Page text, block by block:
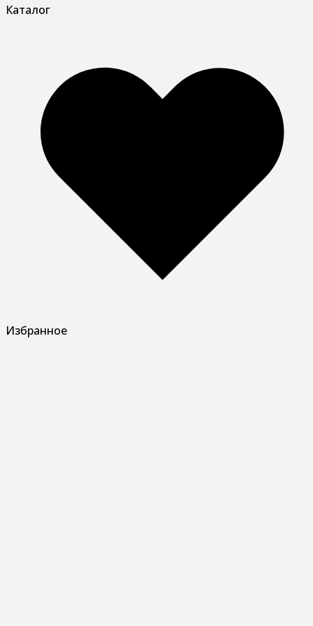
Каталог
Избранное